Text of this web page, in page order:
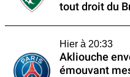
tout droit du
Hier à 20:33
Akliouche
émouvant